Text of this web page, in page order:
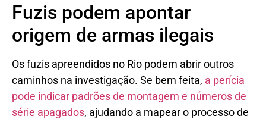
Fuzis podem apontar
origem de armas ilegais
Os fuzis apreendidos no Rio podem abrir outros
caminhos na investigação. Se bem feita, a perícia
pode indicar padrões de montagem e números de
série apagados, ajudando a mapear o processo de